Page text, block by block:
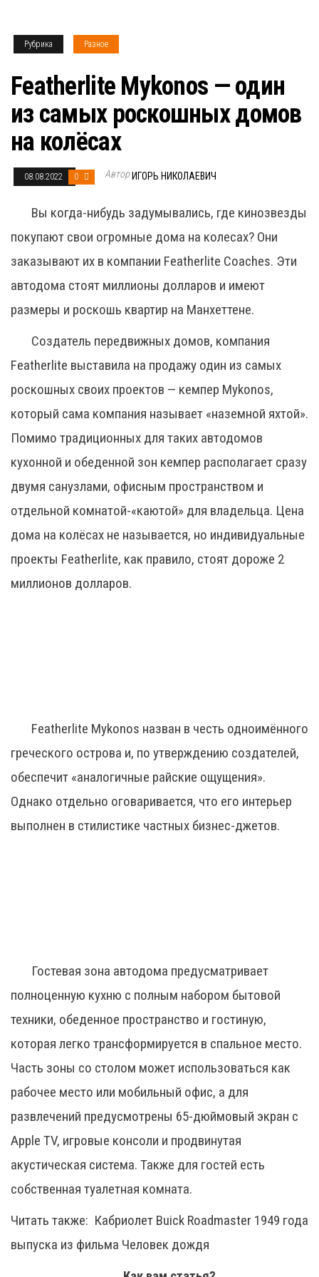
Рубрика Разное
Featherlite Mykonos — один
из самых роскошных домов
на колёсах
08.08.2022 0 Автор ИГОРЬ НИКОЛАЕВИЧ
Вы когда-нибудь задумывались, где кинозвезды
покупают свои огромные дома на колесах? Они
заказывают их в компании Featherlite Coaches. Эти
автодома стоят миллионы долларов и имеют
размеры и роскошь квартир на Манхеттене.
Создатель передвижных домов, компания
Featherlite выставила на продажу один из самых
роскошных своих проектов — кемпер Mykonos,
который сама компания называет «наземной яхтой».
Помимо традиционных для таких автодомов
кухонной и обеденной зон кемпер располагает сразу
двумя санузлами, офисным пространством и
отдельной комнатой-«каютой» для владельца. Цена
дома на колёсах не называется, но индивидуальные
проекты Featherlite, как правило, стоят дороже 2
миллионов долларов.
Featherlite Mykonos назван в честь одноимённого
греческого острова и, по утверждению создателей,
обеспечит «аналогичные райские ощущения».
Однако отдельно оговаривается, что его интерьер
выполнен в стилистике частных бизнес-джетов.
Гостевая зона автодома предусматривает
полноценную кухню с полным набором бытовой
техники, обеденное пространство и гостиную,
которая легко трансформируется в спальное место.
Часть зоны со столом может использоваться как
рабочее место или мобильный офис, а для
развлечений предусмотрены 65-дюймовый экран с
Apple TV, игровые консоли и продвинутая
акустическая система. Также для гостей есть
собственная туалетная комната.
Читать также: Кабриолет Buick Roadmaster 1949 года
выпуска из фильма Человек дождя